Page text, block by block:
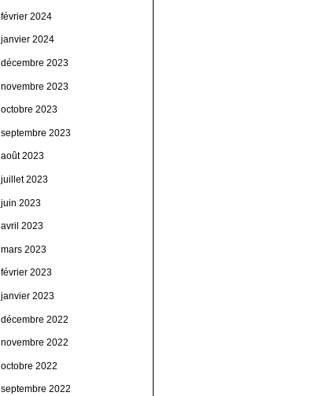
février 2024
janvier 2024
décembre 2023
novembre 2023
octobre 2023
septembre 2023
août 2023
juillet 2023
juin 2023
avril 2023
mars 2023
février 2023
janvier 2023
décembre 2022
novembre 2022
octobre 2022
septembre 2022